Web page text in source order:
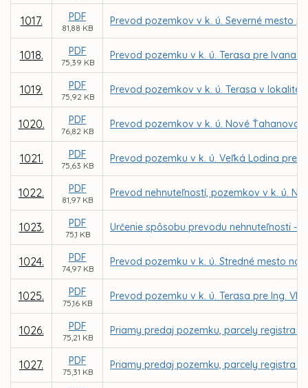
1017. PDF
81,88 KB
Prevod pozemkov v k. ú. Severné mesto
1018. PDF
75,39 KB
Prevod pozemku v k. ú. Terasa pre Ivana
1019. PDF
75,92 KB
Prevod pozemkov v k. ú. Terasa v lokalite
1020. PDF
76,82 KB
Prevod pozemkov v k. ú. Nové
1021. PDF
75,63 KB
Prevod pozemku v k. ú. Veľká Lodina pre
1022. PDF
81,97 KB
Prevod nehnuteľností, pozemkov v k. ú.
1023. PDF
75,1 KB
Určenie spôsobu prevodu nehnuteľnosti -
1024. PDF
74,97 KB
Prevod pozemku v k. ú. Stredné mesto na
1025. PDF
75,16 KB
Prevod pozemku v k. ú. Terasa pre Ing.
1026. PDF
75,21 KB
Priamy predaj pozemku, parcely registra
1027. PDF
75,31 KB
Priamy predaj pozemku, parcely registra E